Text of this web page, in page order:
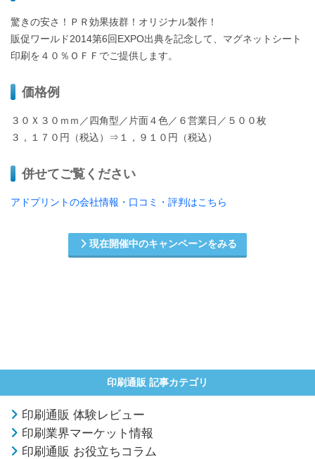
驚きの安さ！ＰＲ効果抜群！オリジナル製作！
販促ワールド2014第6回EXPO出典を記念して、マグネットシート
印刷を４０％ＯＦＦでご提供します。
価格例
３０Ｘ３０ｍｍ／四角型／片面４色／６営業日／５００枚
３，１７０円（税込）⇒１，９１０円（税込）
併せてご覧ください
アドプリントの会社情報・口コミ・評判はこちら
現在開催中のキャンペーンをみる
印刷通販 記事カテゴリ
印刷通販 体験レビュー
印刷業界マーケット情報
印刷通販 お役立ちコラム